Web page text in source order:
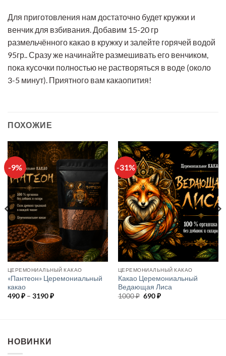
Для приготовления нам достаточно будет кружки и
венчик для взбивания. Добавим 15-20 гр
размельчённого какао в кружку и залейте горячей водой
95гр.. Сразу же начинайте размешивать его венчиком,
пока кусочки полностью не растворяться в воде (около
3-5 минут). Приятного вам какаопития!
ПОХОЖИЕ
-9%
ЦЕРЕМОНИАЛЬНЫЙ КАКАО
«Пантеон» Церемониальный
какао
490₽ – 3190₽Диапазон
-31%
ЦЕРЕМОНИАЛЬНЫЙ КАКАО
Какао Церемониальный
Ведающая Лиса
1000₽ Первоначальная
690₽Текущая
НОВИНКИ